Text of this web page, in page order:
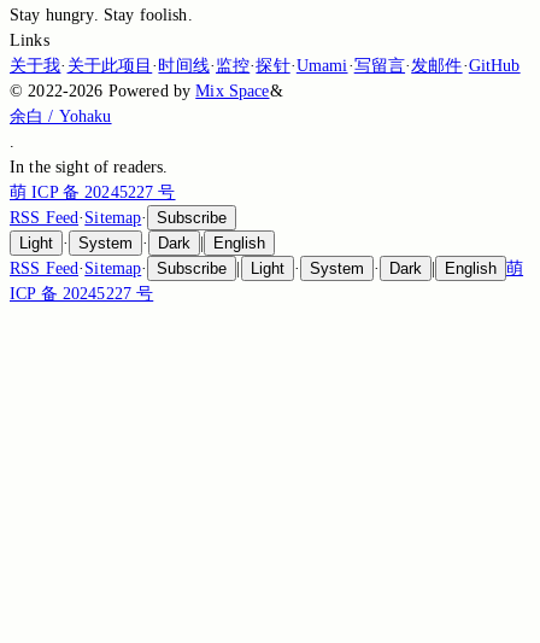
Stay hungry. Stay foolish.
Links
关于我· 关于此项目 · 时间线· 监控·探针·Umami·写留言·发邮件·GitHub
©2022-2026 Powered by Mix Space&
余白 / Yohaku
.
In the sight ofreaders.
萌 ICP 备 20245227 号
RSS Feed· Sitemap·
Subscribe
Light · System · Dark
English
RSS Feed· Sitemap· Subscribe Light · System · Dark English 萌
ICP 备 20245227 号